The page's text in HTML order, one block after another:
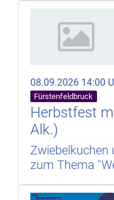
08.09.2026 14:00
Fürstenfeldbruck
Herbstfest
Alk.)
Zwiebelkuchen
zum Thema